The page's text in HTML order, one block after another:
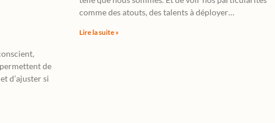
de
d’ajuster si
comme des atouts, des talents à déployer…
Lire la suite »